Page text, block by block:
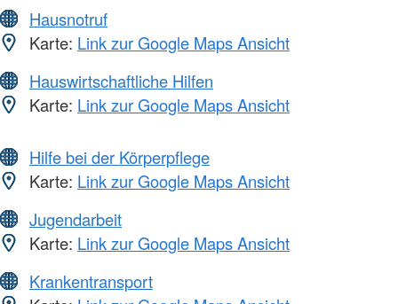
Hausnotruf
Karte: Link zur Google Maps Ansicht
Hauswirtschaftliche Hilfen
Karte: Link zur Google Maps Ansicht
Hilfe bei der Körperpflege
Karte: Link zur Google Maps Ansicht
Jugendarbeit
Karte: Link zur Google Maps Ansicht
Krankentransport